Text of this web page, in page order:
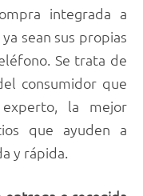
integrada a
sean sus propias
Se trata de
consumidor que
experto, la mejor
que ayuden a
y rápida.